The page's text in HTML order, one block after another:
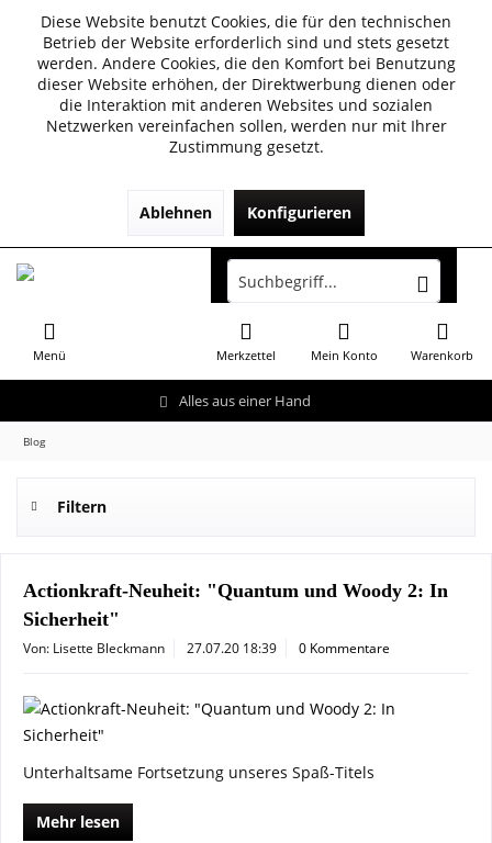
Diese Website benutzt Cookies, die für den technischen
Betrieb der Website erforderlich sind und stets gesetzt
werden. Andere Cookies, die den Komfort bei Benutzung
dieser Website erhöhen, der Direktwerbung dienen oder
die Interaktion mit anderen Websites und sozialen
Netzwerken vereinfachen sollen, werden nur mit Ihrer
Zustimmung gesetzt.
Ablehnen Konfigurieren
Alles aus einer Hand
Menü Warenkorb
Merkzettel Mein Konto
Blog
Filtern
Actionkraft-Neuheit: "Quantum und Woody 2: In
Sicherheit"
Von: Lisette Bleckmann 27.07.20 18:39 0 Kommentare
Unterhaltsame Fortsetzung unseres Spaß-Titels
Mehr lesen